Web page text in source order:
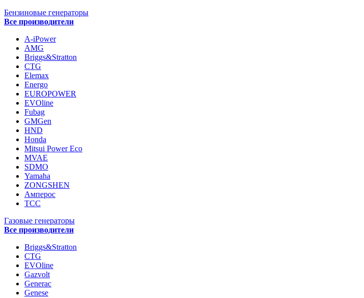
Бензиновые генераторы
Все производители
A-iPower
AMG
Briggs&Stratton
CTG
Elemax
Energo
EUROPOWER
EVOline
Fubag
GMGen
HND
Honda
Mitsui Power Eco
MVAE
SDMO
Yamaha
ZONGSHEN
Амперос
ТСС
Газовые генераторы
Все производители
Briggs&Stratton
CTG
EVOline
Gazvolt
Generac
Genese